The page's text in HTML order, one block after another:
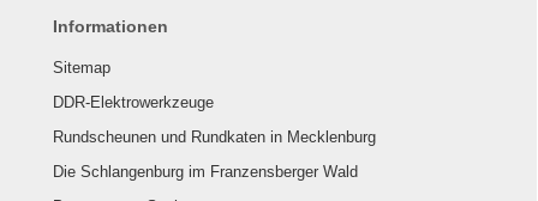
Informationen
Sitemap
DDR-Elektrowerkzeuge
Rundscheunen und Rundkaten in Mecklenburg
Die Schlangenburg im Franzensberger Wald